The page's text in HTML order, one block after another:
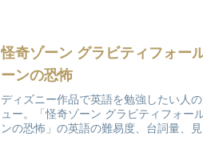
怪奇ゾーン グラビティフォー
ーンの恐怖
ディズニー作品で英語を勉強したい人
ュー。「怪奇ゾーン グラビティフォー
ンの恐怖」の英語の難易度、台詞量、